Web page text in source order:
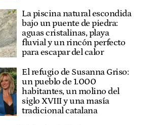
La piscina natural escondida
bajo un puente de piedra:
aguas cristalinas, playa
fluvial y un rincón perfecto
para escapar del calor
El refugio de Susanna Griso:
un pueblo de 1.000
habitantes, un molino del
siglo XVIII y una masía
tradicional catalana